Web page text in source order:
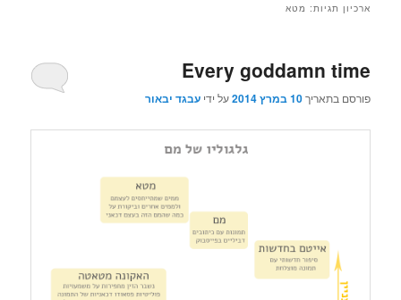
ארכיון תגיות: מטא
Every goddamn time
פורסם בתאריך10 במרץ 2014 על ידיעבגד יבאור